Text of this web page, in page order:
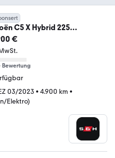
C5 X Hybrid 225
e-EAT8 SHINE
€
Bewertung
03/2023 • 4.900 km •
Elektro)